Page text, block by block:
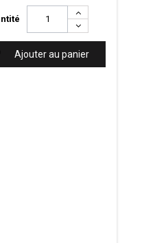
Ajouter au panier